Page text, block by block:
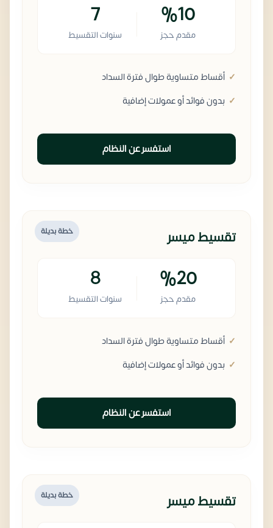
%10
مقدم حجز
7
سنوات التقسيط
أقساط متساوية طوال فترة السداد
بدون فوائد أو عمولات إضافية
استفسر عن النظام
خطة بديلة تقسيط ميسر
%20
مقدم حجز
8
سنوات التقسيط
أقساط متساوية طوال فترة السداد
بدون فوائد أو عمولات إضافية
استفسر عن النظام
خطة بديلة تقسيط ميسر